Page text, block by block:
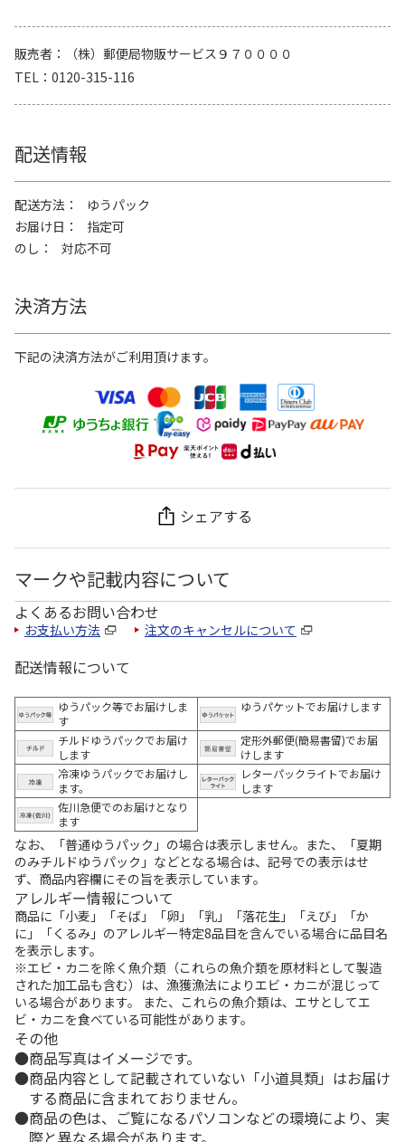
販売者
（株）郵便局物販サービス９７００００
TEL
0120-315-116
配送情報
配送方法
ゆうパック
お届け日
指定可
のし
対応不可
決済方法
下記の決済方法がご利用頂けます。
シェアする
マークや記載内容について
よくあるお問い合わせ
お支払い方法 注文のキャンセルについて
配送情報について
ゆうパック等でお届けしま
す
ゆうパケットでお届けします
チルドゆうパックでお届け
します
定形外郵便(簡易書留)でお届
けします
冷凍ゆうパックでお届けし
ます。
レターパックライトでお届け
します
佐川急便でのお届けとなり
ます
なお、「普通ゆうパック」の場合は表示しません。また、「夏期
のみチルドゆうパック」などとなる場合は、記号での表示はせ
ず、商品内容欄にその旨を表示しています。
アレルギー情報について
商品に「小麦」「そば」「卵」「乳」「落花生」「えび」「か
に」「くるみ」のアレルギー特定8品目を含んでいる場合に品目名
を表示します。
※エビ・カニを除く魚介類（これらの魚介類を原材料として製造
された加工品も含む）は、漁獲漁法によりエビ・カニが混じって
いる場合があります。 また、これらの魚介類は、エサとしてエ
ビ・カニを食べている可能性があります。
その他
商品写真はイメージです。
商品内容として記載されていない「小道具類」はお届け
する商品に含まれておりません。
商品の色は、ご覧になるパソコンなどの環境により、実
際と異なる場合があります。